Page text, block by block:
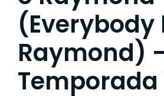
(Everybody
Raymond)
Temporada